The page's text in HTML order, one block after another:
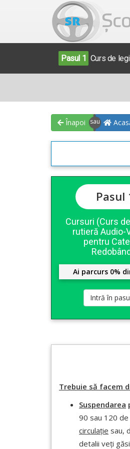
Pasul 1 Curs de
Înapoi
Pasul
Cursuri (Curs
rutieră Audio-
pentru
Ai parcurs 0%
Intră în
Trebuie să facem
Suspendarea
90 sau 120
circulație sau,
detalii veți